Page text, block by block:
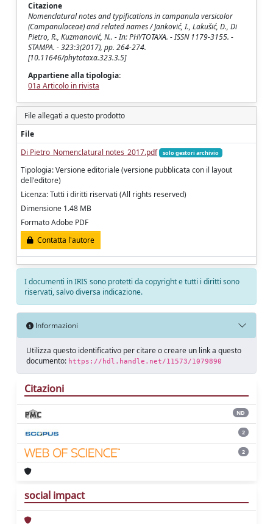
Citazione
Nomenclatural notes and typifications in campanula versicolor
(Campanulaceae) and related names / Janković, I., Lakušić, D., Di
Pietro, R., Kuzmanović, N.. - In: PHYTOTAXA. - ISSN 1179-3155. -
STAMPA. - 323:3(2017), pp. 264-274.
[10.11646/phytotaxa.323.3.5]
Appartiene alla tipologia:
01a Articolo in rivista
File allegati a questo prodotto
File
Di Pietro_Nomenclatural notes_2017.pdf
solo gestori archivio
Tipologia: Versione editoriale (versione pubblicata con il layout
dell'editore)
Licenza: Tutti i diritti riservati (All rights reserved)
Dimensione 1.48 MB
Formato Adobe PDF
Contatta l'autore
I documenti in IRIS sono protetti da copyright e tutti i diritti sono
riservati, salvo diversa indicazione.
Informazioni
Utilizza questo identificativo per citare o creare un link a questo
documento: https://hdl.handle.net/11573/1079890
Citazioni
ND
2
2
social impact